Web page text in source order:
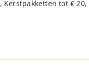
, Kerstpakketten tot € 20,